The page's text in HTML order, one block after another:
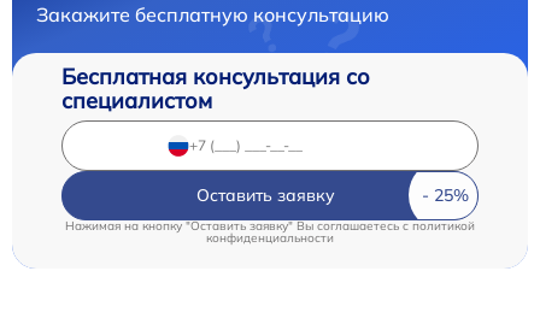
Закажите бесплатную консультацию
Бесплатная консультация со
специалистом
Оставить заявку
Нажимая на кнопку "Оставить заявку" Вы соглашаетесь cполитикой
конфиденциальности